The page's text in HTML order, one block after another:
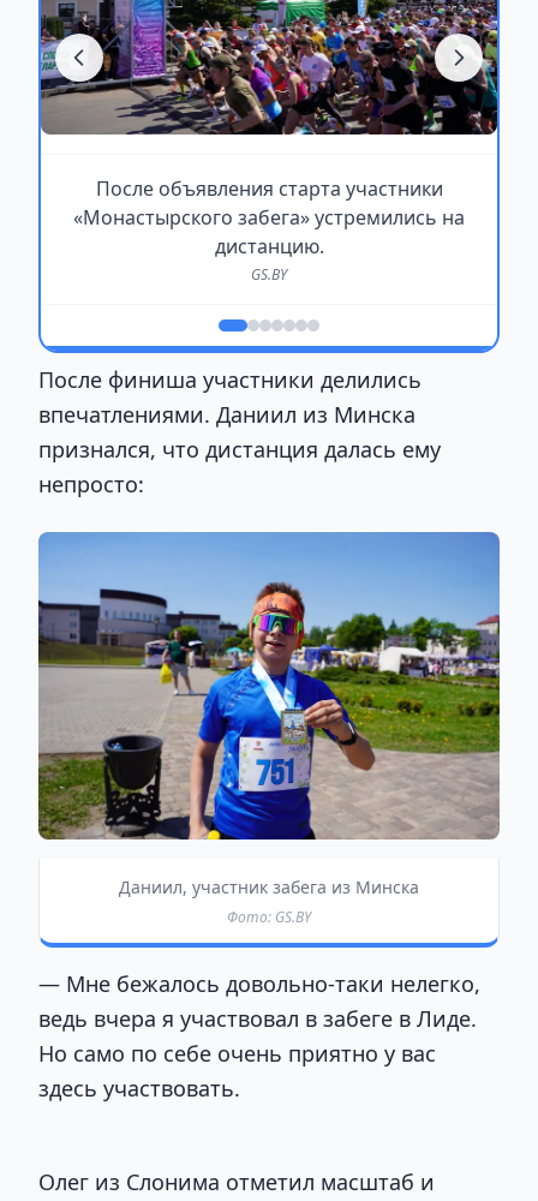
После объявления старта участники
«Монастырского забега» устремились на
дистанцию.
GS.BY
После финиша участники делились
впечатлениями. Даниил из Минска
признался, что дистанция далась ему
непросто:
Даниил, участник забега из Минска
Фото: GS.BY
— Мне бежалось довольно-таки нелегко,
ведь вчера я участвовал в забеге в Лиде.
Но само по себе очень приятно у вас
здесь участвовать.
Олег из Слонима отметил масштаб и